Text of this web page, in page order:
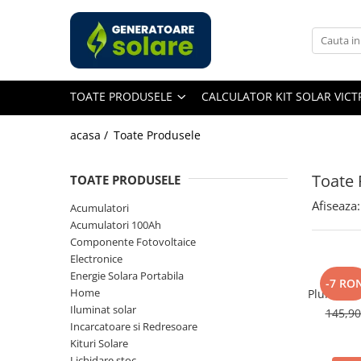
Toate Produsele
Cauta dupa capacitate
Intre 1000-2000W
Peste 3000W
Cauta dupa marca
TOATE PRODUSELE CALCULATOR KIT SOLAR
acasa / Toate Produsele
Toate
TOATE PRODUSELE
Acumulatori
Acumulatori 100Ah
Componente Fotovoltaice
Electronice
Energie Solara Portabila
Home
Iluminat solar
Incarcatoare si Redresoare
Kituri Solare
Afiseaza:
-7
Plumb